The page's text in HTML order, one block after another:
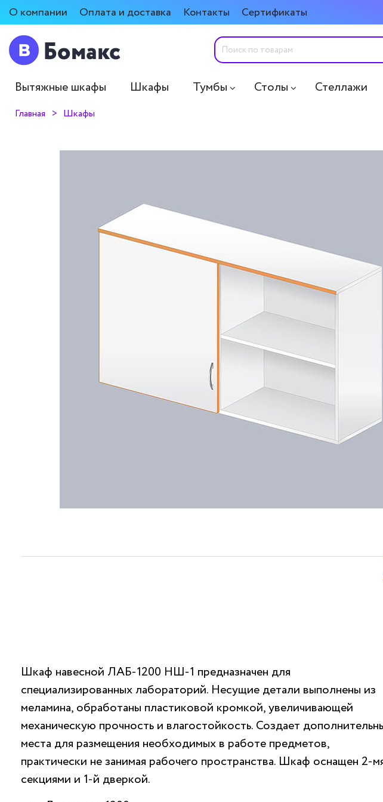
О компании Оплата и доставка Контакты Сертификаты
Вытяжные шкафы Шкафы Тумбы Столы Стеллажи
Главная Шкафы
Шкаф навесной ЛАБ-1200 НШ-1 предназначен для
специализированных лабораторий. Несущие детали выполнены из
меламина, обработаны пластиковой кромкой, увеличивающей
механическую прочность и влагостойкость. Создает
места для размещения необходимых в работе предметов,
практически не занимая рабочего пространства. Шкаф оснащен 2-
секциями и 1-й дверкой.